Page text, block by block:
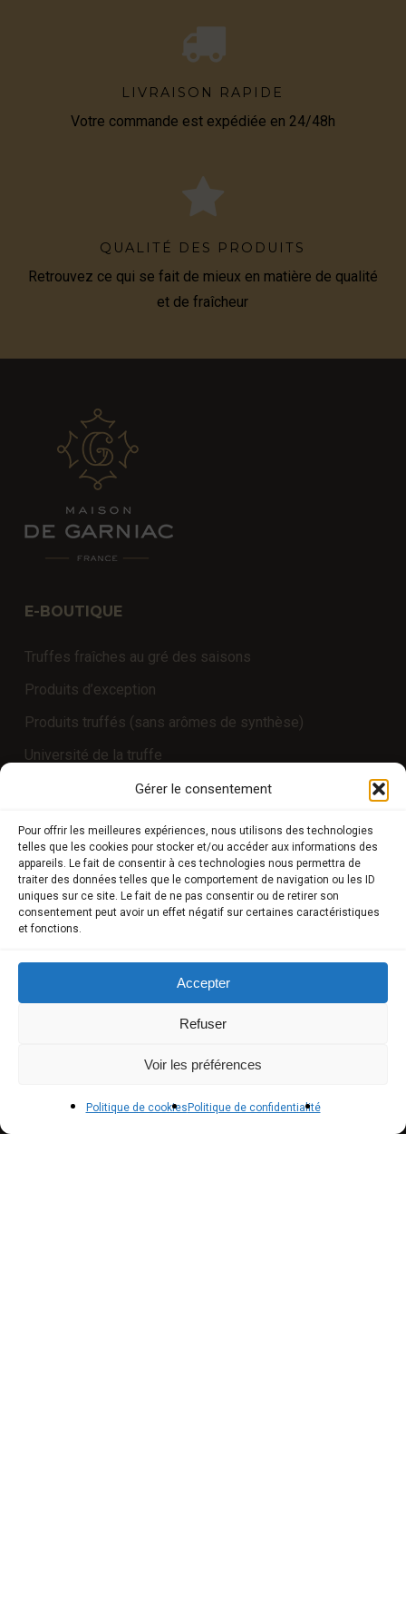
Gérer le consentement
Pour offrir les meilleures expériences, nous utilisons des technologies
telles que les cookies pour stocker et/ou accéder aux informations des
appareils. Le fait de consentir à ces technologies nous permettra de
traiter des données telles que le comportement de navigation ou les ID
uniques sur ce site. Le fait de ne pas consentir ou de retirer son
consentement peut avoir un effet négatif sur certaines caractéristiques
et fonctions.
Accepter
Refuser
Voir les préférences
Politique de cookies Politique de confidentialité
LIVRAISON RAPIDE
Votre commande est expédiée en 24/48h
QUALITÉ DES PRODUITS
Retrouvez ce qui se fait de mieux en matière de qualité
et de fraîcheur
E-BOUTIQUE
Truffes fraîches au gré des saisons
Produits d’exception
Produits truffés (sans arômes de synthèse)
Université de la truffe
COMPTE CLIENT
Boutique
Mon compte
Modes de paiement
Conditions générales de vente